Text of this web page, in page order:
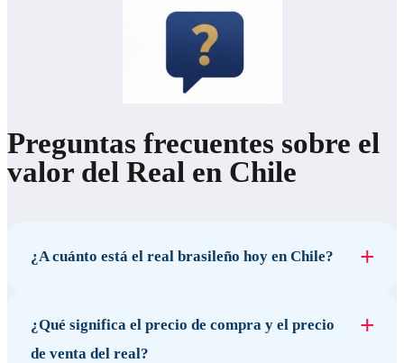
Preguntas frecuentes sobre el
valor del Real en Chile
¿A cuánto está el real brasileño hoy en Chile?
¿Qué significa el precio de compra y el precio
de venta del real?